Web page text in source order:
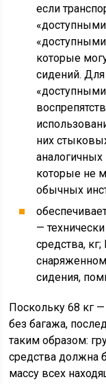
если
которые
сидений.
них
которые не
обычных
—
средства,
сидения,
Поскольку 68 кг
без багажа,
таким образом:
средства должна
массу всех